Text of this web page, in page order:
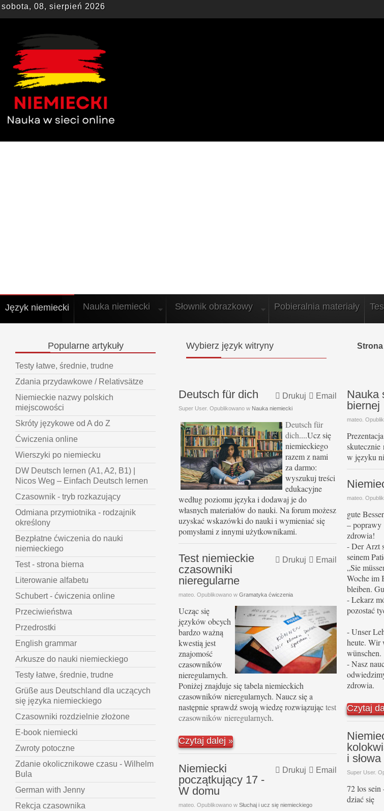
sobota, 08, sierpień 2026
Język niemiecki Nauka niemiecki Słownik obrazkowy Pobieralnia materiały
Wybierz język witryny Strona
Email
Drukuj
Deutsch für dich
Super User. Opublikowano w Nauka niemiecki
Deutsch für
dich....Ucz się
niemieckiego
razem z nami
za darmo:
wyszukuj treści
edukacyjne
według poziomu języka i dodawaj je do
własnych materiałów do nauki. Na forum możesz
uzyskać wskazówki do nauki i wymieniać się
pomysłami z innymi użytkownikami.
Email
Drukuj
Test niemieckie
czasowniki
nieregularne
mateo. Opublikowano w Gramatyka ćwiczenia
Ucząc się
języków obcych
bardzo ważną
kwestią jest
znajomość
czasowników
nieregularnych.
Poniżej znajduje się tabela niemieckich
czasowników nieregularnych. Naucz się a
następnie sprawdź swoją wiedzę rozwiązująctest
czasowników nieregularnych.
Czytaj dalej
Email
Drukuj
Niemiecki
początkujący 17 -
W domu
mateo. Opublikowano w Słuchaj i ucz się niemieckiego
Nauka
biernej
mateo.
skutecznie
w języku
mateo.
gute
– poprawy
zdrowia!
- Der Arzt
seinem
„Sie
Woche im
bleiben.
- Lekarz
pozostać
- Unser
heute. Wir
wünschen.
- Nasz
zdrowia.
Czytaj
i słowa
Super User.
72 los sein
dziać się
Popularneartykuły
Testy łatwe, średnie, trudne
Zdania przydawkowe / Relativsätze
Niemieckie nazwy polskich
miejscowości
Skróty językowe od A do Z
Ćwiczenia online
Wierszyki po niemiecku
DW Deutsch lernen (A1, A2, B1) |
Nicos Weg – Einfach Deutsch lernen
Czasownik - tryb rozkazujący
Odmiana przymiotnika - rodzajnik
określony
Bezpłatne ćwiczenia do nauki
niemieckiego
Test - strona bierna
Literowanie alfabetu
Schubert - ćwiczenia online
Przeciwieństwa
Przedrostki
English grammar
Arkusze do nauki niemieckiego
Testy łatwe, średnie, trudne
Grüße aus Deutschland dla uczących
się języka niemieckiego
Czasowniki rozdzielnie złożone
E-book niemiecki
Zwroty potoczne
Zdanie okolicznikowe czasu - Wilhelm
Bula
German with Jenny
Rekcja czasownika